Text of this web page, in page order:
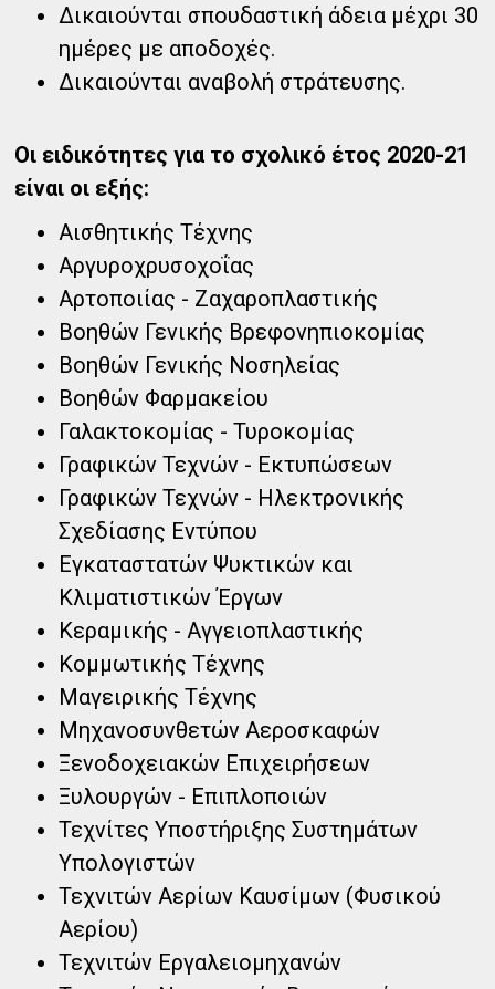
Δικαιούνται σπουδαστική άδεια μέχρι 30
ημέρες με αποδοχές.​​
Δικαιούνται αναβολή στράτευσης.
Οι ειδικότητες για το σχολικό έτος 2020-21
είναι οι εξής:​​
Αισθητικής Τέχνης​​
Αργυροχρυσοχοΐας​​
Αρτοποιίας - Ζαχαροπλαστικής​​
Βοηθών Γενικής Βρεφονηπιοκομίας​​
Βοηθών Γενικής Νοσηλείας​​
Βοηθών Φαρμακείου​​
Γαλακτοκομίας - Τυροκομίας​​
Γραφικών Τεχνών - Εκτυπώσεων​​
Γραφικών Τεχνών - Ηλεκτρονικής
Σχεδίασης Εντύπου​​
Εγκαταστατών Ψυκτικών και
Κλιματιστικών Έργων​​
Κεραμικής - Αγγειοπλαστικής​​
Κομμωτικής Τέχνης​​
Μαγειρικής Τέχνης​​
Μηχανοσυνθετών Αεροσκαφών​​
Ξενοδοχειακών Επιχειρήσεων​​
Ξυλουργών - Επιπλοποιών​​
Τεχνίτες Υποστήριξης Συστημάτων
Υπολογιστών​​
Τεχνιτών Αερίων Καυσίμων (Φυσικού
Αερίου)​​
Τεχνιτών Εργαλειομηχανών​​